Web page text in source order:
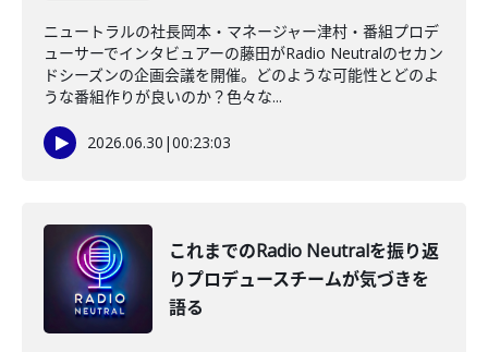
ニュートラルの社長岡本・マネージャー津村・番組プロデ
ューサーでインタビュアーの藤田がRadio Neutralのセカン
ドシーズンの企画会議を開催。どのような可能性とどのよ
うな番組作りが良いのか？色々な...
2026.06.30 |00:23:03
これまでのRadio Neutralを振り返
りプロデュースチームが気づきを
語る